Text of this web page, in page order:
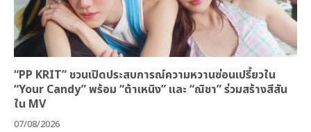
“PP KRIT” ชวนเปิดประสบการณ์ความหวานซ่อนเปรี้ยวใน
“Your Candy” พร้อม “ต้าเหนิง” และ “ณิชา” ร่วมสร้างสีสัน
ใน MV
07/08/2026